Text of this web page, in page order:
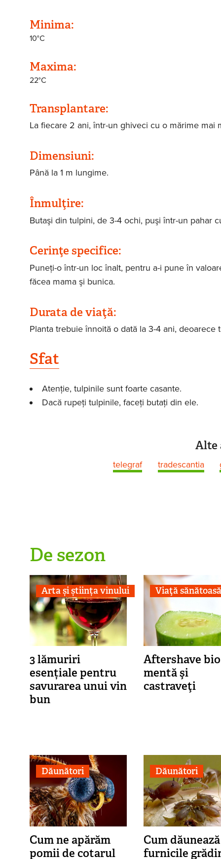
Minima:
10°C
Maxima:
22°C
Transplantare:
La fiecare 2 ani, într-un ghiveci cu o mărime mai
Dimensiuni:
Până la 1 m lungime.
Înmulţire:
Butaşi din tulpini, de 3-4 ochi, puşi într-un pahar
Cerinţe specifice:
Puneţi-o într-un loc înalt, pentru a-i pune în
făcea mama şi bunica.
Durata de viaţă:
Planta trebuie înnoită o dată la 3-4 ani,
Sfat
Atenţie, tulpinile sunt foarte casante.
Dacă rupeţi tulpinile, faceţi butaţi din ele.
Alte
telegraf tradescantia
De sezon
Arta și știința vinului
3 lămuriri
esențiale pentru
savurarea unui vin
bun
Viaţă sănătoasă
Aftershave
mentă şi
castraveţi
Dăunători
Cum ne apărăm
pomii de cotarul
Dăunători
Cum dăunează
furnicile